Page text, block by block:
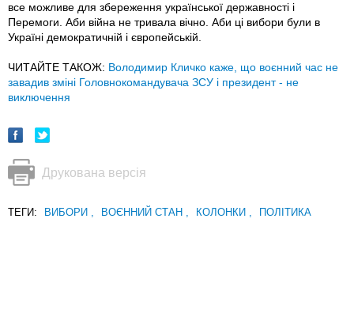
все можливе для збереження української державності і
Перемоги. Аби війна не тривала вічно. Аби ці вибори були в
Україні демократичній і європейській.
ЧИТАЙТЕ ТАКОЖ: Володимир Кличко каже, що воєнний час не
завадив зміні Головнокомандувача ЗСУ і президент - не
виключення
Друкована версія
ТЕГИ: ВИБОРИ , ВОЄННИЙ СТАН , КОЛОНКИ , ПОЛІТИКА